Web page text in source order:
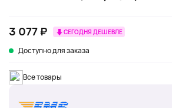
3 077 ₽ СЕГОДНЯ ДЕШЕВЛЕ
Доступно для заказа
Все товары